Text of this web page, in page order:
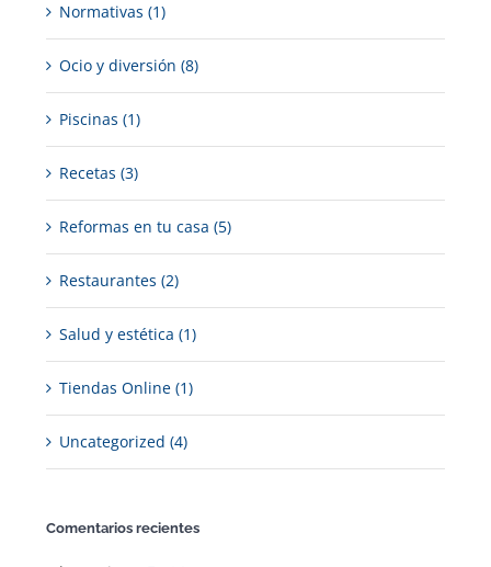
Normativas (1)
Ocio y diversión (8)
Piscinas (1)
Recetas (3)
Reformas en tu casa (5)
Restaurantes (2)
Salud y estética (1)
Tiendas Online (1)
Uncategorized (4)
Comentarios recientes